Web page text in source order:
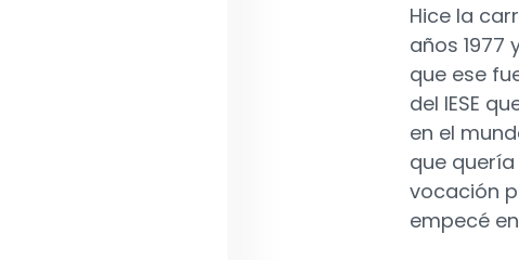
Hice la
años 1977
que ese
del IESE
en el
que
vocación
empecé